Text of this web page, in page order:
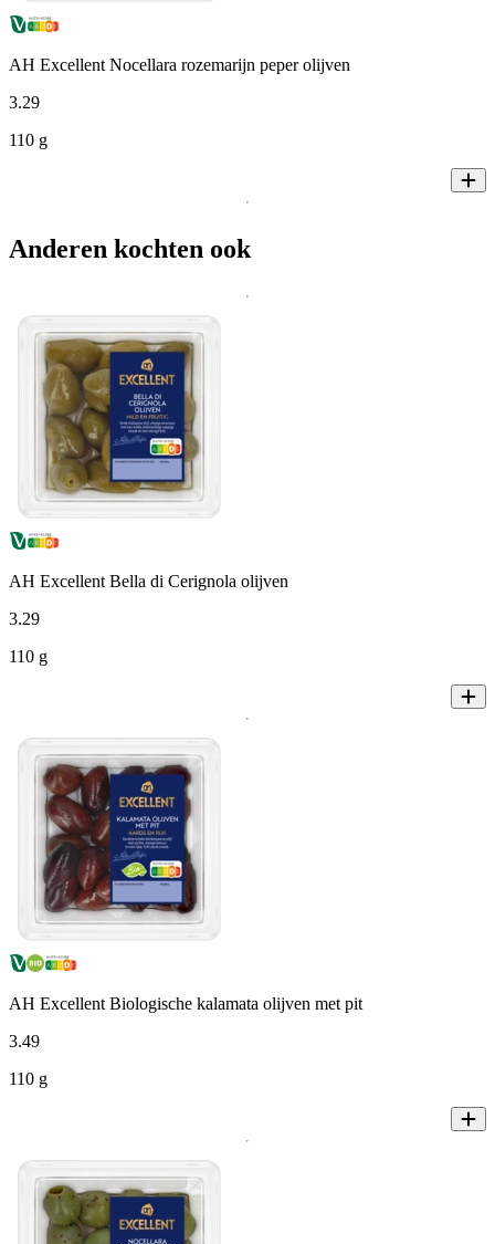
AH Excellent Nocellara rozemarijn peper olijven
3.29
110 g
Anderen kochten ook
AH Excellent Bella di Cerignola olijven
3.29
110 g
AH Excellent Biologische kalamata olijven met pit
3.49
110 g